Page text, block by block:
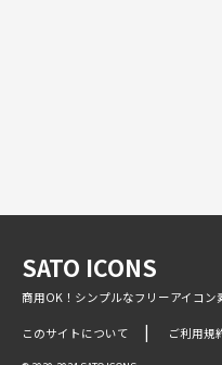
SATO ICONS
商用OK！シンプルなフリーアイコン
このサイトについて ご利用規